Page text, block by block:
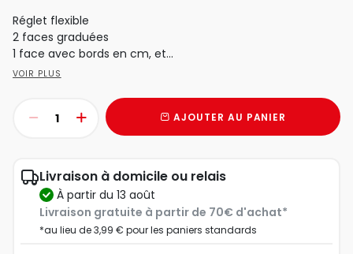
Réglet flexible
2 faces graduées
1 face avec bords en cm, et...
VOIR PLUS
AJOUTER AU PANIER
Livraison à domicile ou relais
à partir du 13 août
Livraison gratuite à partir de 70€ d'achat*
*au lieu de 3,99 € pour les paniers standards